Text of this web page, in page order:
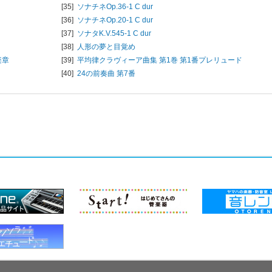
章
[35] ソナチネOp.36-1 C dur
[36] ソナチネOp.20-1 C dur
[37] ソナタK.V.545-1 C dur
[38] 人形の夢と目覚め
[39] 平均律クラヴィーア曲集 第1巻 第1番プレリュード
[40] 24の前奏曲 第7番